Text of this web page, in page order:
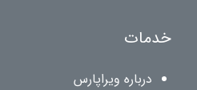
خدمات
درباره ویراپارس